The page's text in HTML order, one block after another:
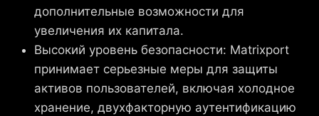
дополнительные возможности для
увеличения их капитала.
Высокий уровень безопасности: Matrixport
принимает серьезные меры для защиты
активов пользователей, включая холодное
хранение, двухфакторную аутентификацию